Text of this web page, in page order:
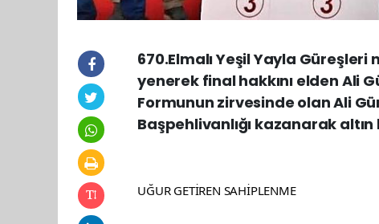
670.Elmalı Yeşil Yayla Güreşleri
yenerek final hakkını elden Ali
Formunun zirvesinde olan Ali
Başpehlivanlığı kazanarak
UĞUR GETİREN SAHİPLENME